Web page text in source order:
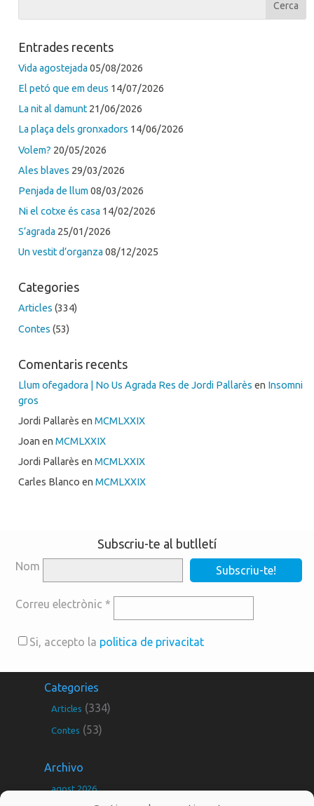
Entrades recents
Vida agostejada 05/08/2026
El petó que em deus 14/07/2026
La nit al damunt 21/06/2026
La plaça dels gronxadors 14/06/2026
Volem? 20/05/2026
Ales blaves 29/03/2026
Penjada de llum 08/03/2026
Ni el cotxe és casa 14/02/2026
S’agrada 25/01/2026
Un vestit d’organza 08/12/2025
Categories
Articles (334)
Contes (53)
Comentaris recents
Llum ofegadora | No Us Agrada Res de Jordi Pallarès en Insomni
gros
Jordi Pallarès enMCMLXXIX
Joan enMCMLXXIX
Jordi Pallarès enMCMLXXIX
Carles Blanco enMCMLXXIX
Subscriu-te al butlletí
Nom
Correu electrònic *
Si, accepto la politica de privacitat
Categories
Articles (334)
Contes (53)
Archivo
agost 2026